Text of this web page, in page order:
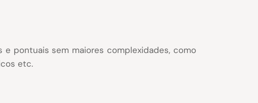
pontuais sem maiores complexidades, como
etc.